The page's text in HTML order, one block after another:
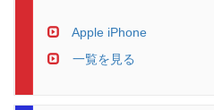
Apple iPhone
一覧を見る